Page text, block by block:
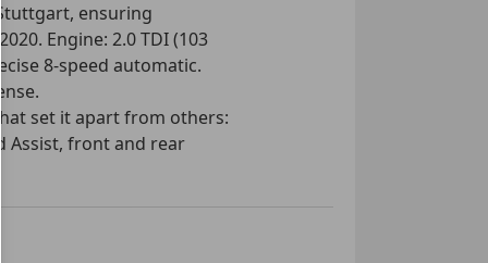
ensuring
Engine: 2.0 TDI (103
8-speed automatic.
set it apart from others:
Assist, front and rear
(invaluable in
The cargo area is